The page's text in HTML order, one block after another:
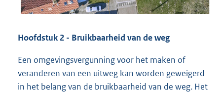
Hoofdstuk 2 - Bruikbaarheid van de weg
Een omgevingsvergunning voor het maken of
veranderen van een uitweg kan worden geweigerd
in het belang van de bruikbaarheid van de weg. Het